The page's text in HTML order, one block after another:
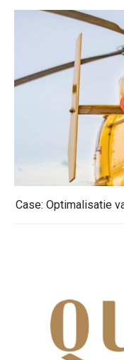
Case: Optimalisatie